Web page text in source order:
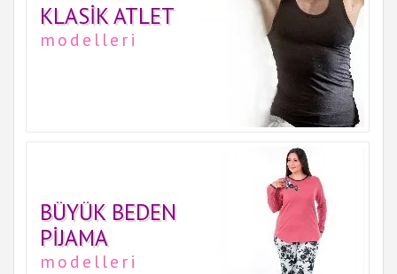
KLASIK ATLET
modelleri
BÜYÜK BEDEN
PIJAMA
modelleri